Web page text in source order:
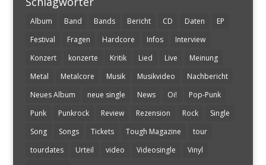
Album Band Bands Bericht CD Daten
EP
Festival
Fragen Hardcore Infos
Interview
Konzert
konzerte Kritik Lied Live
Meinung
Metal
Metalcore Musik Musikvideo
Nachbericht
Neues Album
neue single News Oi!
Pop-Punk
Punk
Punkrock Review Rezension Rock
Single
Song
Songs Tickets Tough Magazine
tour
tourdates
Urteil video Videosingle
Vinyl